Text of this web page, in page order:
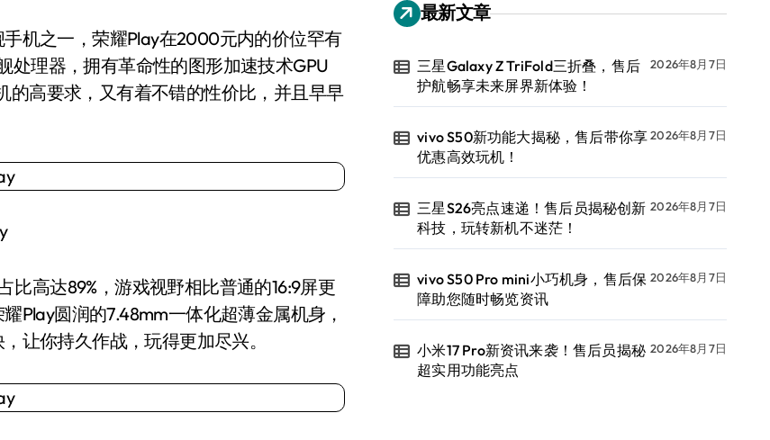
处理器，拥有革命性的图形加速技术GPU
的高要求，又有着不错的性价比，并且早早
高达89%，游戏视野相比普通的16:9屏更
Play圆润的7.48mm一体化超薄金属机身，
让你持久作战，玩得更加尽兴。
最新文章
三星Galaxy Z TriFold三折叠，售后
护航畅享未来屏界新体验！
2026年8月7日
vivo S50新功能大揭秘，售后带你享
优惠高效玩机！
2026年8月7日
三星S26亮点速递！售后员揭秘创新
科技，玩转新机不迷茫！
2026年8月7日
vivo S50 Pro mini小巧机身，售后保
障助您随时畅览资讯
2026年8月7日
小米17 Pro新资讯来袭！售后员揭秘
超实用功能亮点
2026年8月7日